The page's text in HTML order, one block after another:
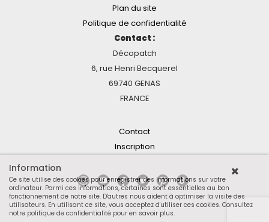
Plan du site
Politique de confidentialité
Contact :
Décopatch
6, rue Henri Becquerel
69740 GENAS
FRANCE
Contact
Inscription
Information
Ce site utilise des cookies pour enregistrer des informations sur votre
ordinateur. Parmi ces informations, certaines sont essentielles au bon
fonctionnement de notre site. D'autres nous aident à optimiser la visite des
utilisateurs. En utilisant ce site, vous acceptez d'utiliser ces cookies. Consultez
notre politique de confidentialité pour en savoir plus.